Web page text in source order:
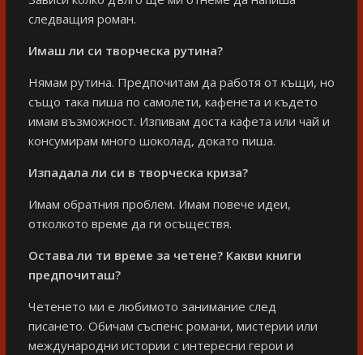
следващия роман.
Имаш ли си творческа рутина?
Нямам рутина. Предпочитам да работя от къщи, но
също така пиша по самолети, кафенета и където
имам възможност. Изпивам доста кафета или чай и
консумирам много шоколад, докато пиша.
Изпадала ли си в творческа криза?
Имам обратния проблем. Имам повече идеи,
отколкото време да ги осъществя.
Остава ли ти време за четене? Какви книги
предпочиташ?
Четенето ми е любимото занимание след
писането. Обичам съспенс романи, мистерии или
международни истории с интересни герои и